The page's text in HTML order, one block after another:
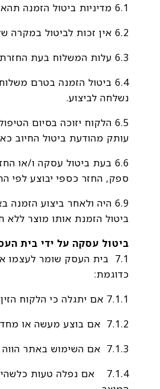
6.1 מדיניות ביטול הזמנה תהא כפופה לחוק הגנת הצרכן, התשמ"א-1981 (להלן: "חוק הגנת הצרכן"), ואין באמור בסעיף שלהלן לגרוע ממנו.
6.2 אין זכות לביטול במקרה של טובין שיוצרו במיוחד בעבור הלקוח, יש לקחת בחשבון שהמדבקות מיוצרות בהתאמה אישית לכל הזמנה ולכן לא ניתן לקבל זיכוי עבורן.
6.3 עלות המשלוח בעת החזרת המוצר תחול על הלקוח.
6.4 ביטול הזמנה בטרם
נשלחה לביצוע.
עותק מהודעת ביטול החיוב
6.6 בעת ביטול עסקה ו/
ספק, החזר כספי יבוצע לפי
6.9 היה ולאחר ביצוע
ביטול הזמנת אותו מוצר ללא
ביטול עסקה על ידי בית
7.1 בית העסק שומר
כדוגמת:
7.1.1 אם יתגלה כי הלקוח הזין פרטים שגויים בעת הרישום לאתר ו/או ביצוע ההזמנה
7.1.2 אם בוצע מעשה או מחדל אשר עלול לפגוע באתר ו/או בצדדים שלישיים כלשהם, לרבות לקוחות, ספקי בית העסק ו/או האתר
7.1.3 אם השימוש באתר הווה ו/או אפשר ו/או עודד ו/או סייע לביצוע מעשה הנחזה כבלתי חוקי על פי דיני מדינת ישראל,
7.1.4 אם נפלה טעות